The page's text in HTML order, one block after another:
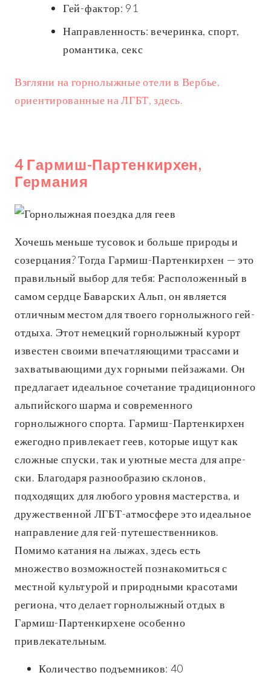
Гей-фактор: 91
Направленность: вечеринка, спорт,
романтика, секс
Взгляни на горнолыжные отели в Вербье,
ориентированные на ЛГБТ, здесь.
4 Гармиш-Партенкирхен,
Германия
Хочешь меньше тусовок и больше природы и
созерцания? Тогда Гармиш-Партенкирхен — это
правильный выбор для тебя: Расположенный в
самом сердце Баварских Альп, он является
отличным местом для твоего горнолыжного гей-
отдыха. Этот немецкий горнолыжный курорт
известен своими впечатляющими трассами и
захватывающими дух горными пейзажами. Он
предлагает идеальное сочетание традиционного
альпийского шарма и современного
горнолыжного спорта. Гармиш-Партенкирхен
ежегодно привлекает геев, которые ищут как
сложные спуски, так и уютные места для апре-
ски. Благодаря разнообразию склонов,
подходящих для любого уровня мастерства, и
дружественной ЛГБТ-атмосфере это идеальное
направление для гей-путешественников.
Помимо катания на лыжах, здесь есть
множество возможностей познакомиться с
местной культурой и природными красотами
региона, что делает горнолыжный отдых в
Гармиш-Партенкирхене особенно
привлекательным.
Количество подъемников: 40